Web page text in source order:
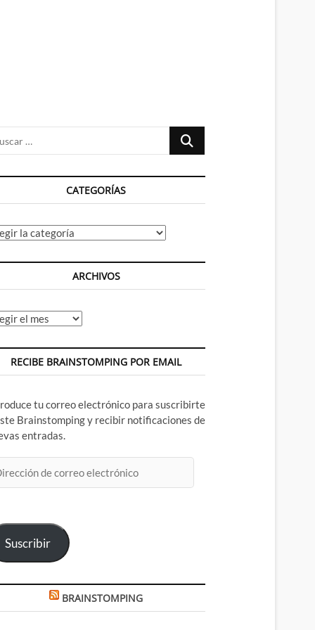
Buscar
CATEGORÍAS
ARCHIVOS
RECIBE BRAINSTOMPING POR EMAIL
tu correo electrónico para suscribirte
Brainstomping y recibir notificaciones de
entradas.
Suscribir
BRAINSTOMPING